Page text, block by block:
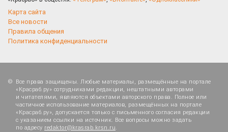
Карта сайта
Все новости
Правила общения
Политика конфиденциальности
Все права защищены. Любые материалы, размещённые на портале
«Красраб.ру» сотрудниками редакции, нештатными авторами
и читателями, являются объектами авторского права. Полное или
частичное использование материалов, размещённых на портале
«Красраб.ру», допускается только с письменного согласия редакции
с указанием ссылки на источник. Все вопросы можно задать
по адресу redaktor@krasrab.krsn.ru.